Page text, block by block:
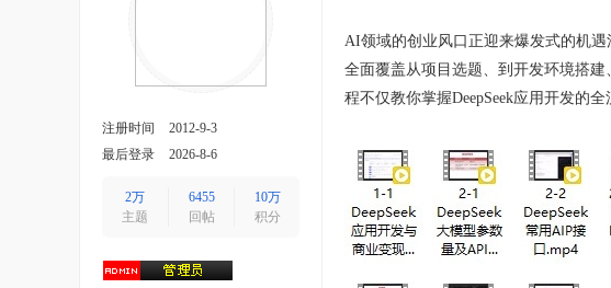
注册时间
2012-9-3
最后登录
2026-8-6
2万
主题
6455
回帖
10万
积分
AI领域的创业风口正迎来爆发式的机
全面覆盖从项目选题、到开发环境搭
程不仅教你掌握DeepSeek应用开发的